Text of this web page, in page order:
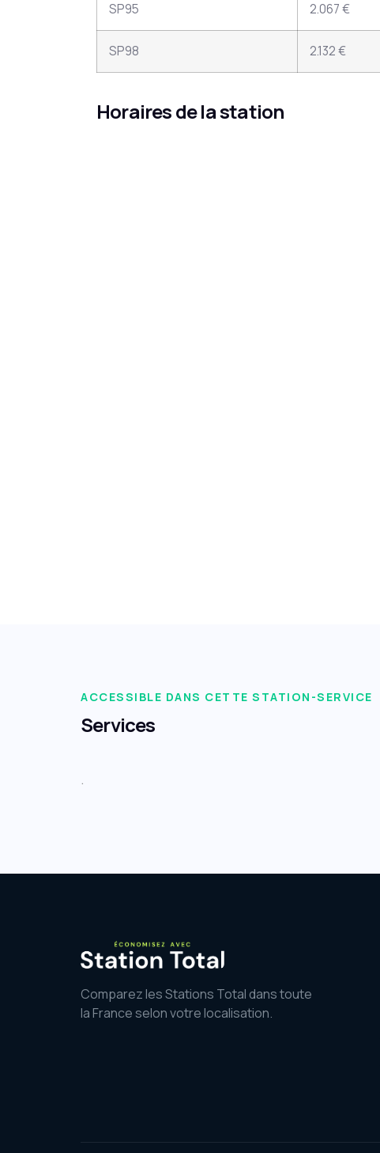
SP95 2.067 €
SP98 2.132 €
Horaires de la station
ACCESSIBLE DANS CETTE STATION-SERVICE
Services
.
Comparez les Stations Total dans toute
la France selon votre localisation.